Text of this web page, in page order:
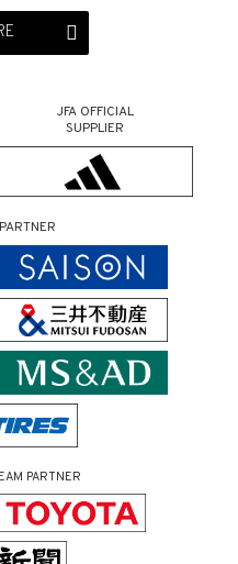
JFA OFFICIAL
SUPPLIER
PARTNER